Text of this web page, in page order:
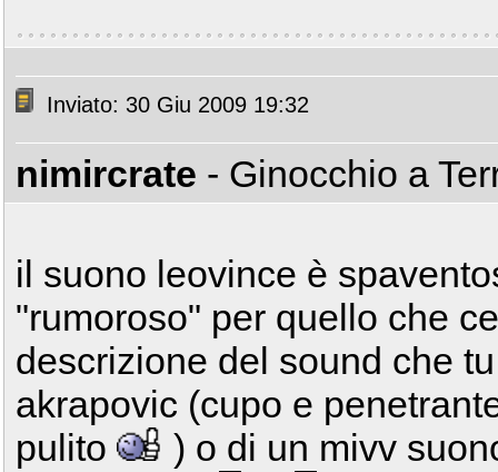
Inviato: 30 Giu 2009 19:32
nimircrate - Ginocchio a
il suono leovince è
"rumoroso" per quello che
descrizione del sound che
akrapovic (cupo e
pulito
) o di un mivv